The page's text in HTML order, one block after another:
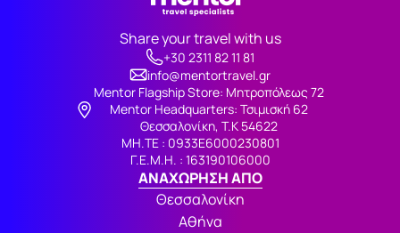
Share your travel with us
+30 2311 82 11 81
info@mentortravel.gr
Mentor Flagship Store: Μητροπόλεως 72
Μentor Headquarters: Τσιμισκή 62
Θεσσαλονίκη, Τ.Κ 54622
ΜΗ.ΤΕ : 0933Ε6000230801
Γ.Ε.Μ.Η. : 163190106000
ΑΝΑΧΩΡΗΣΗ ΑΠΟ
Θεσσαλονίκη
Αθήνα